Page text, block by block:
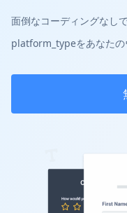
面倒なコーディングなし
platform_typeをあなたの